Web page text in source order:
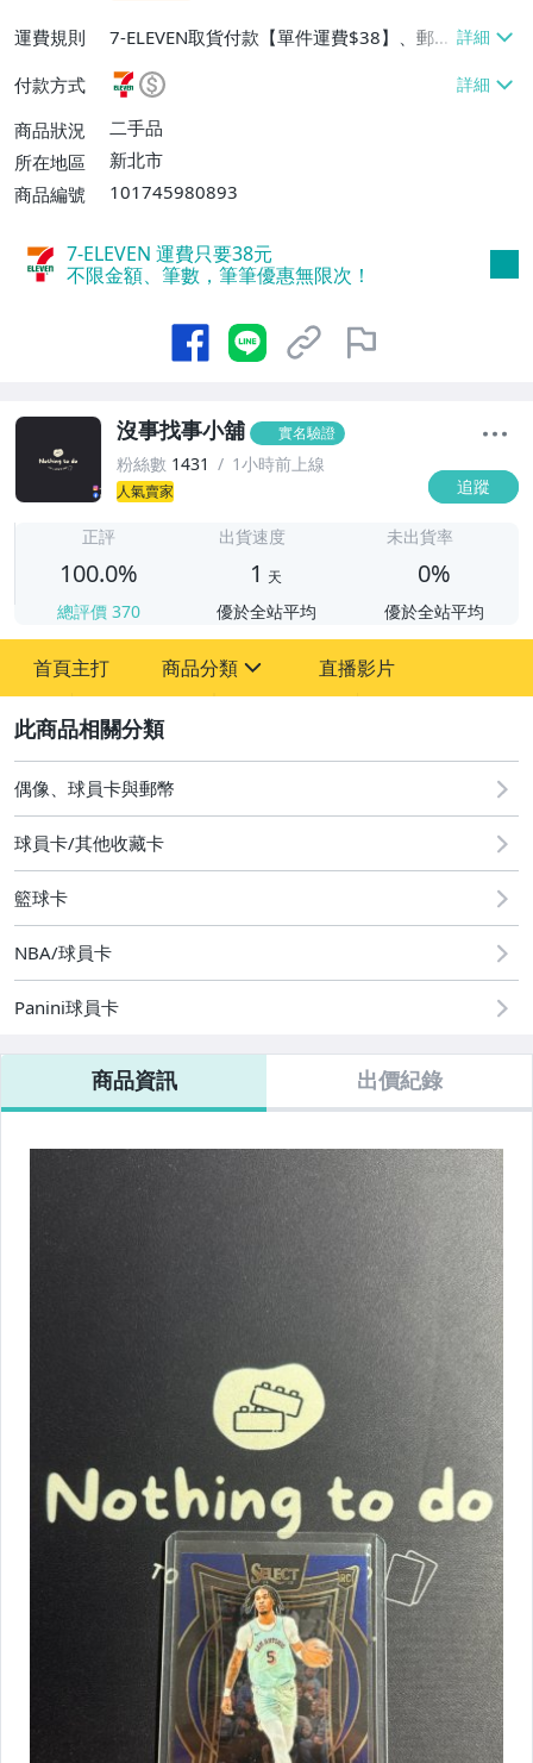
運費規則
7-ELEVEN取貨付款【單件運費$38】、郵局
掛號【單件運費$60】
付款方式
商品狀況
二手品
所在地區
新北市
商品編號
101745980893
7-ELEVEN 運費只要38元
不限金額、筆數，筆筆優惠無限次！
沒事找事小舖 實名驗證
粉絲數 1431 1小時前上線
人氣賣家 追蹤
正評
100.0%
總評價 370
出貨速度
1 天
優於全站平均
未出貨率
0%
優於全站平均
首頁主打 商品分類
偶像、球員卡與郵幣
直播影片
偶像、球員卡與郵幣
球員卡/其他收藏卡
籃球卡
NBA/球員卡
Panini球員卡
商品資訊 出價紀錄